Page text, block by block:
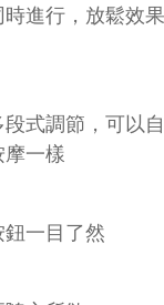
進行，放鬆效
式調節，可以
一樣
一目了然